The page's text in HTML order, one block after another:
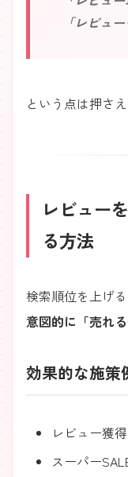
「レビュ
という点は押さ
レビュー
る方法
検索順位を上げる
意図的に「売れる
効果的な施策
レビュー獲
スーパー